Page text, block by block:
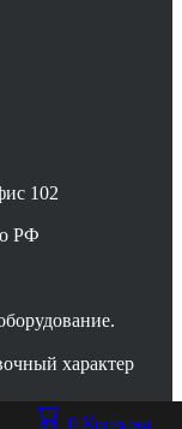
0 Корзина
102
РФ
характер